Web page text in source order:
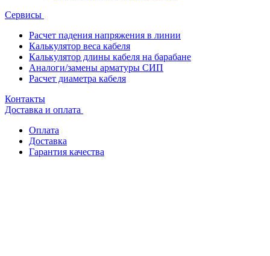
Сервисы
Расчет падения напряжения в линии
Калькулятор веса кабеля
Калькулятор длины кабеля на барабане
Аналоги/замены арматуры СИП
Расчет диаметра кабеля
Контакты
Доставка и оплата
Оплата
Доставка
Гарантия качества